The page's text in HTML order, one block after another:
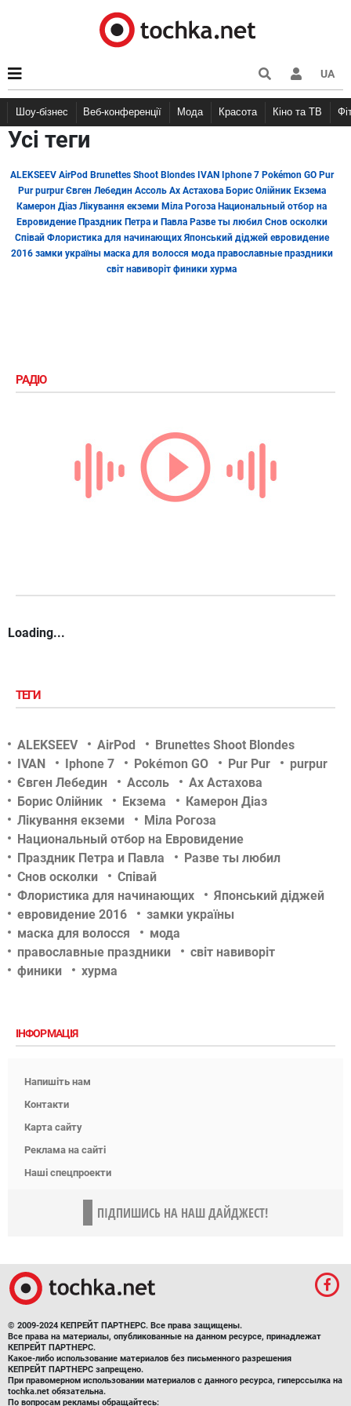
UA
Шоу-бізнес Веб-конференції Мода Красота Кіно та ТВ
Усі теги
ALEKSEEV AirPod Brunettes Shoot Blondes IVAN Iphone 7 Pokémon GO Pur
Pur purpur Євген Лебедин Ассоль Ах Астахова Борис Олійник Екзема
Камерон Діаз Лікування екземи Міла Рогоза Национальный отбор на
Евровидение Праздник Петра и Павла Разве ты любил Снов осколки
Співай Флористика для начинающих Японський діджей евровидение
2016 замки україны маска для волосся мода православные праздники
світ навиворіт финики хурма
РАДІО
Loading...
ТЕГИ
ALEKSEEV AirPod
Brunettes Shoot Blondes
IVAN
Iphone 7 Pokémon GO Pur Pur
purpur
Євген Лебедин
Ассоль
Ах Астахова
Борис Олійник
Екзема
Камерон Діаз
Лікування екземи
Міла Рогоза
Национальный отбор на Евровидение
Праздник Петра и Павла
Разве ты любил
Снов осколки
Співай
Флористика для начинающих
Японський діджей
евровидение 2016
замки україны
маска для волосся
мода
православные праздники
світ навиворіт
финики
хурма
ІНФОРМАЦІЯ
Напишіть нам
Контакти
Карта сайту
Реклама на сайті
Наші спецпроекти
ПІДПИШИСЬ НА НАШ ДАЙДЖЕСТ!
© 2009-2024 КЕПРЕЙТ ПАРТНЕРС. Все права защищены.
Все права на материалы, опубликованные на данном ресурсе, принадлежат
КЕПРЕЙТ ПАРТНЕРС.
Какое-либо использование материалов без письменного разрешения
КЕПРЕЙТ ПАРТНЕРС запрещено.
При правомерном использовании материалов с данного ресурса, гиперссылка на
tochka.net обязательна.
По вопросам рекламы обращайтесь: